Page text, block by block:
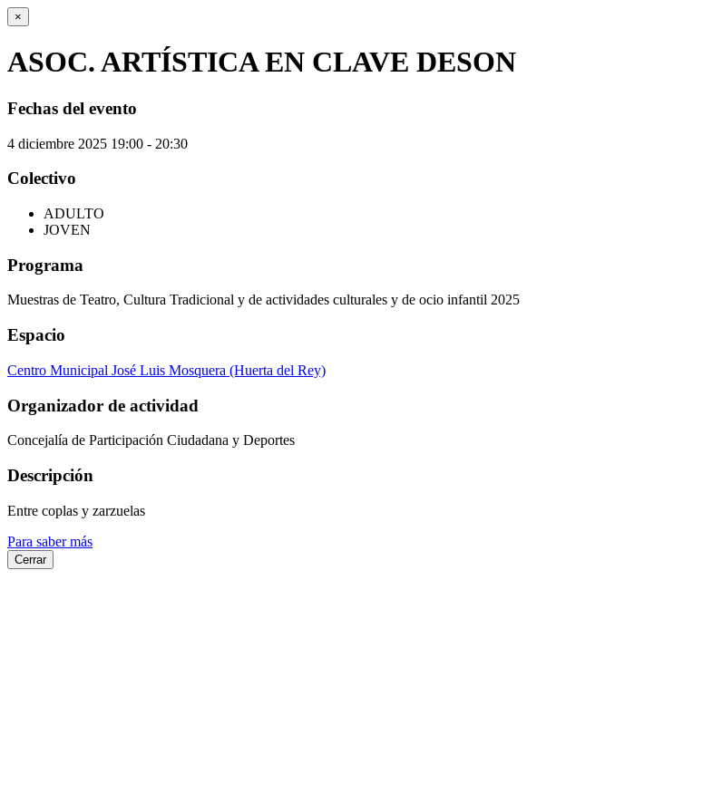
×
ASOC. ARTÍSTICA EN CLAVE DESON
Fechas del evento
4 diciembre 2025 19:00 - 20:30
Colectivo
ADULTO
JOVEN
Programa
Muestras de Teatro, Cultura Tradicional y de actividades culturales y de ocio infantil 2025
Espacio
Centro Municipal José Luis Mosquera (Huerta del Rey)
Organizador de actividad
Concejalía de Participación Ciudadana y Deportes
Descripción
Entre coplas y zarzuelas
Para saber más
Cerrar